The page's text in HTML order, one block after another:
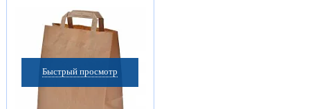
Быстрый просмотр